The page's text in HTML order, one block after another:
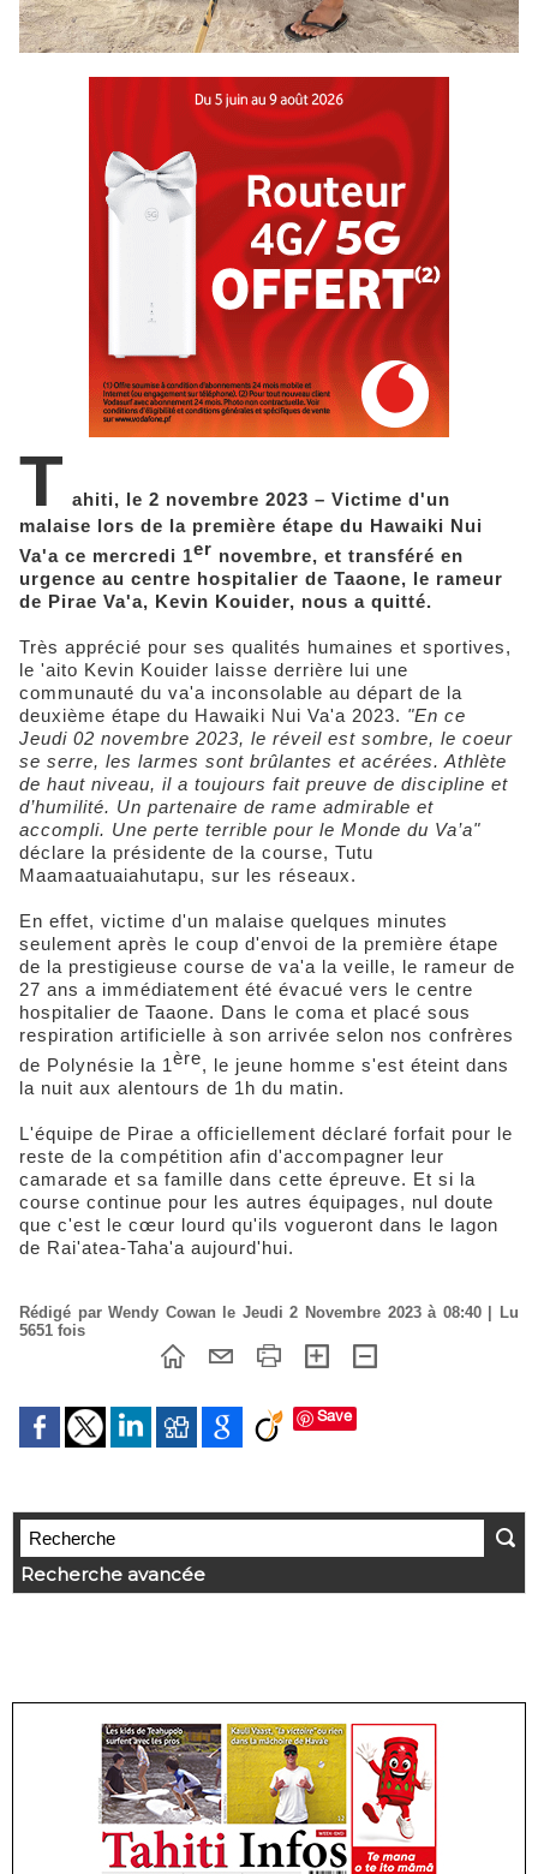
T ahiti, le 2 novembre 2023 – Victime d'un
malaise lors de la première étape du Hawaiki Nui
Va'a ce mercredi 1er novembre, et transféré en
urgence au centre hospitalier de Taaone, le rameur
de Pirae Va'a, Kevin Kouider, nous a quitté.
Très apprécié pour ses qualités humaines et sportives,
le 'aito Kevin Kouider laisse derrière lui une
communauté du va'a inconsolable au départ de la
deuxième étape du Hawaiki Nui Va'a 2023. "En ce
Jeudi 02 novembre 2023, le réveil est sombre, le coeur
se serre, les larmes sont brûlantes et acérées. Athlète
de haut niveau, il a toujours fait preuve de discipline et
d’humilité. Un partenaire de rame admirable et
accompli. Une perte terrible pour le Monde du Va’a"
déclare la présidente de la course, Tutu
Maamaatuaiahutapu, sur les réseaux.
En effet, victime d'un malaise quelques minutes
seulement après le coup d'envoi de la première étape
de la prestigieuse course de va'a la veille, le rameur de
27 ans a immédiatement été évacué vers le centre
hospitalier de Taaone. Dans le coma et placé sous
respiration artificielle à son arrivée selon nos confrères
de Polynésie la 1ère, le jeune homme s'est éteint dans
la nuit aux alentours de 1h du matin.
L'équipe de Pirae a officiellement déclaré forfait pour le
reste de la compétition afin d'accompagner leur
camarade et sa famille dans cette épreuve. Et si la
course continue pour les autres équipages, nul doute
que c'est le cœur lourd qu'ils vogueront dans le lagon
de Rai'atea-Taha'a aujourd'hui.
Rédigé par Wendy Cowan le Jeudi 2 Novembre 2023 à 08:40 | Lu
5651 fois
Save
Recherche avancée